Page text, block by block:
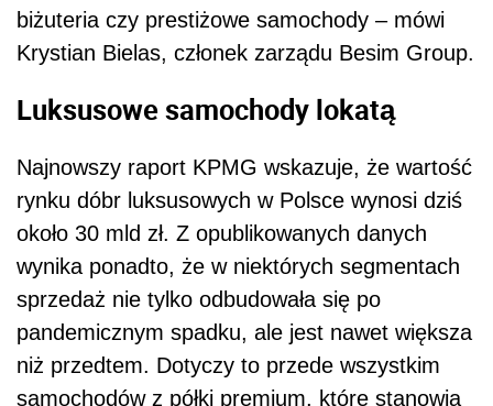
biżuteria czy prestiżowe samochody – mówi
Krystian Bielas, członek zarządu Besim Group.
Luksusowe samochody lokatą
Najnowszy raport KPMG wskazuje, że wartość
rynku dóbr luksusowych w Polsce wynosi dziś
około 30 mld zł. Z opublikowanych danych
wynika ponadto, że w niektórych segmentach
sprzedaż nie tylko odbudowała się po
pandemicznym spadku, ale jest nawet większa
niż przedtem. Dotyczy to przede wszystkim
samochodów z półki premium, które stanowią